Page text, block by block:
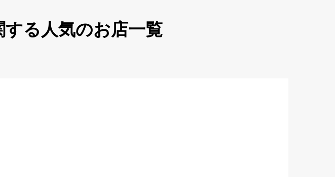
る人気のお店一覧